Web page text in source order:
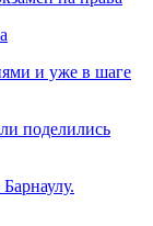
и уже в шаге
поделились